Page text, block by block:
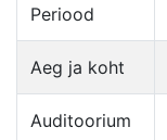
Periood
Aeg ja koht
Auditoorium